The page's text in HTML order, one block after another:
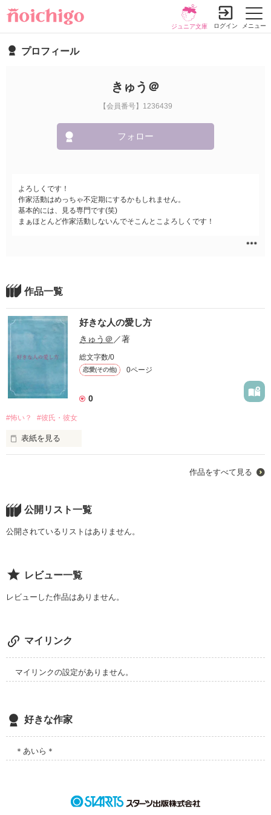
メニュー
ジュニア文庫 ログイン
プロフィール
きゅう＠
【会員番号】1236439
フォロー
よろしくです！
作家活動はめっちゃ不定期にするかもしれません。
基本的には、見る専門です(笑)
まぁほとんど作家活動しないんでそこんとこよろしくです！
作品一覧
好きな人の愛し方
きゅう＠ ／著
総文字数/0
恋愛(その他) 0ページ
0
#怖い？ #彼氏・彼女
表紙を見る
作品をすべて見る
公開リスト一覧
公開されているリストはありません。
レビュー一覧
レビューした作品はありません。
マイリンク
マイリンクの設定がありません。
好きな作家
＊あいら＊